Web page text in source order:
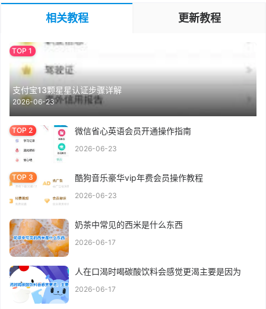
相关教程 更新教程
支付宝13颗星星认证步骤详解
2026-06-23
微信省心英语会员开通操作指南
2026-06-23
酷狗音乐豪华vip年费会员操作教程
2026-06-23
奶茶中常见的西米是什么东西
2026-06-17
人在口渴时喝碳酸饮料会感觉更渴主要是因为
2026-06-17